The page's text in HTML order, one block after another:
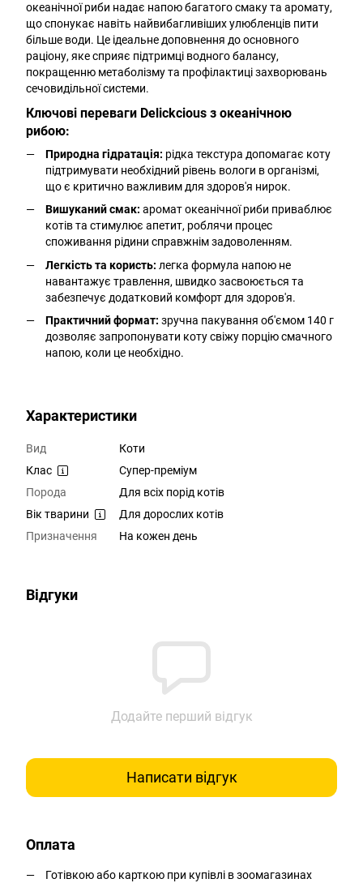
океанічної риби надає напою багатого смаку та аромату,
що спонукає навіть найвибагливіших улюбленців пити
більше води. Це ідеальне доповнення до основного
раціону, яке сприяє підтримці водного балансу,
покращенню метаболізму та профілактиці захворювань
сечовидільної системи.
Ключові переваги Delickcious з океанічною
рибою:
Природна гідратація: рідка текстура допомагає коту
підтримувати необхідний рівень вологи в організмі,
що є критично важливим для здоров'я нирок.
Вишуканий смак: аромат океанічної риби приваблює
котів та стимулює апетит, роблячи процес
споживання рідини справжнім задоволенням.
Легкість та користь: легка формула напою не
навантажує травлення, швидко засвоюється та
забезпечує додатковий комфорт для здоров'я.
Практичний формат: зручна пакування об'ємом 140 г
дозволяє запропонувати коту свіжу порцію смачного
напою, коли це необхідно.
Характеристики
Вид
Коти
Клас
Супер-преміум
Порода
Для всіх порід котів
Вік тварини
Для дорослих котів
Призначення
На кожен день
Відгуки
Додайте перший відгук
Написати відгук
Оплата
Готівкою або карткою при купівлі в зоомагазинах